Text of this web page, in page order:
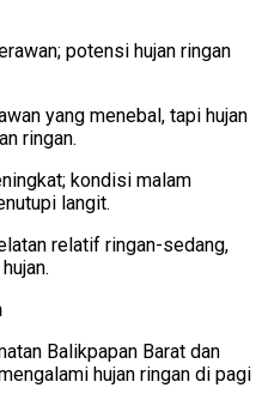
potensi hujan ringan
yang menebal, tapi hujan
ringan.
kondisi malam
langit.
relatif ringan-sedang,
Balikpapan Barat dan
hujan ringan di pagi